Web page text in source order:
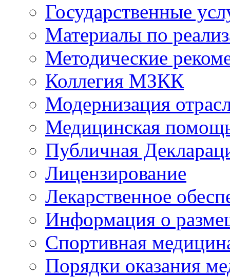
Государственные
Материалы по
Методические
Коллегия МЗКК
Модернизация
Медицинская
Публичная
Лицензирование
Лекарственное
Информация о
Спортивная
Порядки оказания